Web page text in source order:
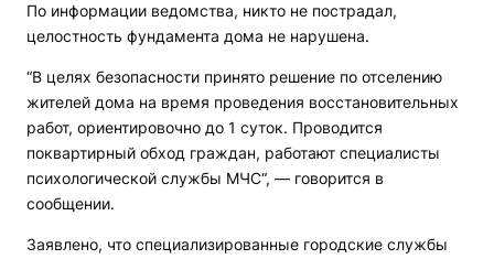
По информации ведомства, никто не пострадал,
целостность фундамента дома не нарушена.
“В целях безопасности принято решение по отселению
жителей дома на время проведения восстановительных
работ, ориентировочно до 1 суток. Проводится
поквартирный обход граждан, работают специалисты
психологической службы МЧС“, — говорится в
сообщении.
Заявлено, что специализированные городские службы